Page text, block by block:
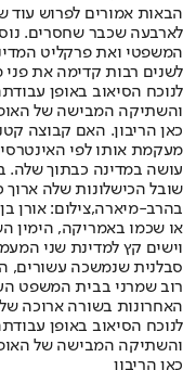
הבאות אמורים לפרוש עוד
לארבעה שכבר שחסרים.
המשפטי ואת פרקליט
לשנים רבות קדימה את
לנוכח הסיאוב באופן
והשתיקה המבישה של
כאן הריבון. האם קבוצה
מעקמת אותו לפי
עושה במדינה כבתוך שלה.
שובל הכישלונות שלה ארוך
בהרב-מיארה,צילום: אורן
או שכמו באמריקה, הימין
וישים קץ למדינת שני
סבלנית שנמשכה עשורים,
רוב שמרני בבית המשפט
האחרונות בשורה ארוכה
לנוכח הסיאוב באופן
והשתיקה המבישה של
כאן הריבון